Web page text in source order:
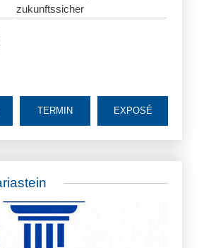
zukunftssicher
EXPOSÉ
TERMIN